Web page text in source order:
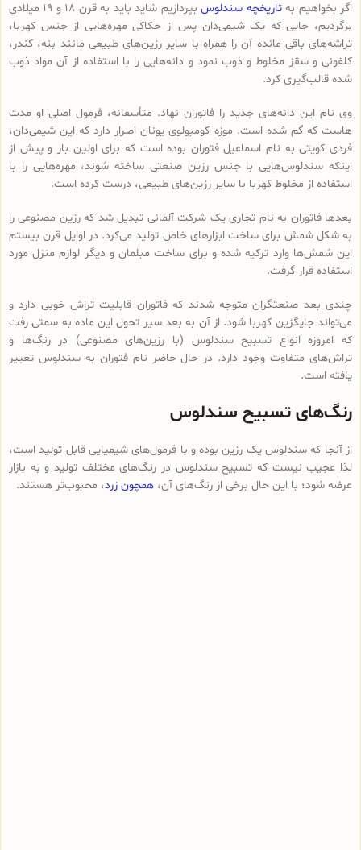
اگر بخواهیم بهتاریخچه سندلوس
بپردازیم شاید باید به قرن 18 و 19 میلادی
برگردیم، جایی که یک شیمی‌دان پس از حکاکی مهره‌هایی از جنس کهربا،
تراشه‌های باقی مانده آن را همراه با سایر رزین‌های طبیعی مانند بنه، کندر،
کلفونی و سقز مخلوط و ذوب نمود و دانه‌هایی را با استفاده از آن مواد ذوب
شده قالب‌گیری کرد.
وی نام این دانه‌های جدید را فاتوران نهاد. متأسفانه، فرمول اصلی او مدت
هاست که گم شده است. موزه کومبولوی یونان اصرار دارد که این شیمی‌دان،
فردی کویتی به نام اسماعیل فتوران بوده است که برای اولین بار و پیش از
اینکه سندلوس‌هایی با جنس رزین صنعتی ساخته شوند، مهره‌هایی را با
استفاده از مخلوط کهربا با سایر رزین‌های طبیعی، درست کرده است.
بعدها فاتوران به نام تجاری یک شرکت آلمانی تبدیل شد که رزین مصنوعی را
به شکل شمش برای ساخت ابزارهای خاص تولید می‌کرد. در اوایل قرن بیستم
این شمش‌ها وارد ترکیه شده و برای ساخت مبلمان و دیگر لوازم منزل مورد
استفاده قرار گرفت.
چندی بعد صنعتگران متوجه شدند که فاتوران قابلیت تراش خوبی دارد و
می‌تواند جایگزین کهربا شود. از آن به بعد سیر تحول این ماده به سمتی رفت
که امروزه انواع تسبیح‌ سندلوس (با رزین‌های مصنوعی) در رنگ‌ها و
تراش‌های متفاوت وجود دارد. در حال حاضر نام فتوران به سندلوس تغییر
یافته است.
رنگ‌های تسبیح سندلوس
از آنجا که سندلوس یک رزین بوده و با فرمول‌های شیمیایی قابل تولید است،
لذا عجیب نیست که تسبیح سندلوس در رنگ‌های مختلف تولید و به بازار
عرضه شود؛ با این حال برخی از رنگ‌های آن، همچون زرد، محبوب‌تر هستند.